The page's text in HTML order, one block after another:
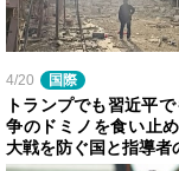
4/20 国際
トランプでも習近平
争のドミノを食い止
大戦を防ぐ国と指導者